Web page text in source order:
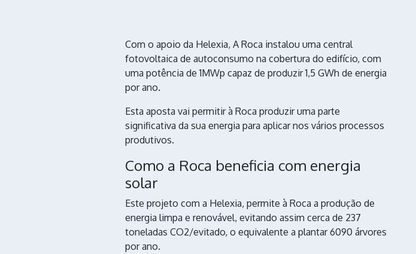
Com o apoio da Helexia, A Roca instalou uma central
fotovoltaica de autoconsumo na cobertura do edifício, com
uma potência de 1MWp capaz de produzir 1,5 GWh de energia
por ano.
Esta aposta vai permitir à Roca produzir uma parte
significativa da sua energia para aplicar nos vários processos
produtivos.
Como a Roca beneficia com energia
solar
Este projeto com a Helexia, permite à Roca a produção de
energia limpa e renovável, evitando assim cerca de 237
toneladas CO2/evitado, o equivalente a plantar 6090 árvores
por ano.